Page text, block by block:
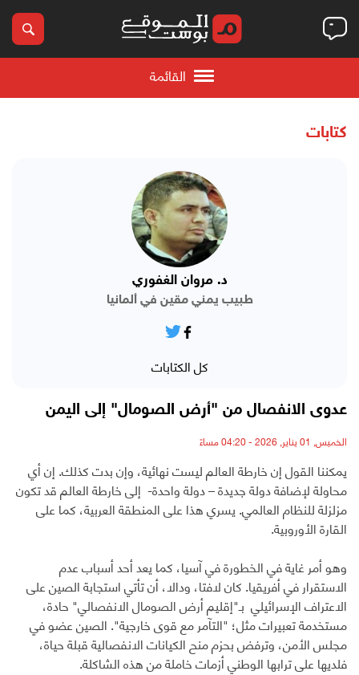
القائمة
كتابات
د. مروان الغفوري
طبيب يمني مقين في ألمانيا
كل الكتابات
عدوى الانفصال من "أرض الصومال" إلى اليمن
الخميس, 01 يناير, 2026 - 04:20 مساءً
يمكننا القول إن خارطة العالم ليست نهائية، وإن بدت كذلك. إن أي
محاولة لإضافة دولة جديدة – دولة واحدة- إلى خارطة العالم قد تكون
مزلزلة للنظام العالمي. يسري هذا على المنطقة العربية، كما على
القارة الأوروبية.
وهو أمر غاية في الخطورة في آسيا، كما يعد أحد أسباب عدم
الاستقرار في أفريقيا. كان لافتا، ودالا، أن تأتي استجابة الصين على
الاعتراف الإسرائيلي بـ"إقليم أرض الصومال الانفصالي" حادة،
مستخدمة تعبيرات مثل؛ "التآمر مع قوى خارجية". الصين عضو في
مجلس الأمن، وترفض بحزم منح الكيانات الانفصالية قبلة حياة،
فلديها على ترابها الوطني أزمات خاملة من هذه الشاكلة.